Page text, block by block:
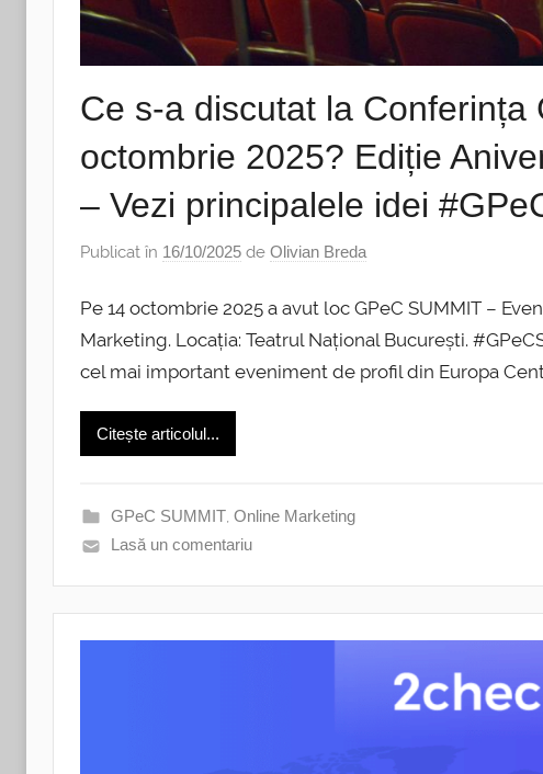
Ce s-a discutat la Conferința
octombrie 2025? Ediție
– Vezi principalele idei
Publicat în 16/10/2025 de Olivian Breda
Pe 14 octombrie 2025 a avut loc GPeC SUMMIT –
Marketing. Locația: Teatrul Național București.
cel mai important eveniment de profil din Europa
Citește articolul...
GPeC SUMMIT, Online Marketing
Lasă un comentariu